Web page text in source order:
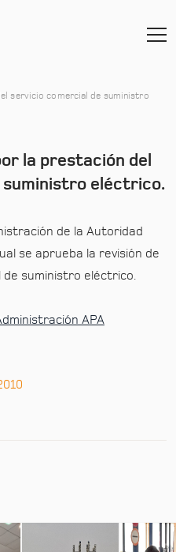
servicio comercial de suministro
-
la prestación del
eléctrico.
de la Autoridad
se aprueba la revisión de
suministro eléctrico.
APA